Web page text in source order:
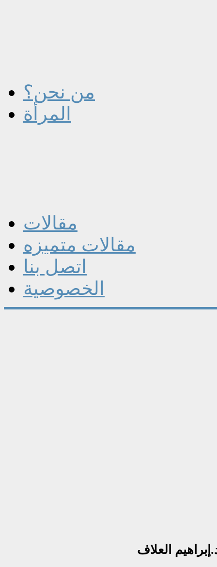
من نحن؟
المرأة
مقالات
مقالات متميزه
اتصل بنا
الخصوصية
العلاف